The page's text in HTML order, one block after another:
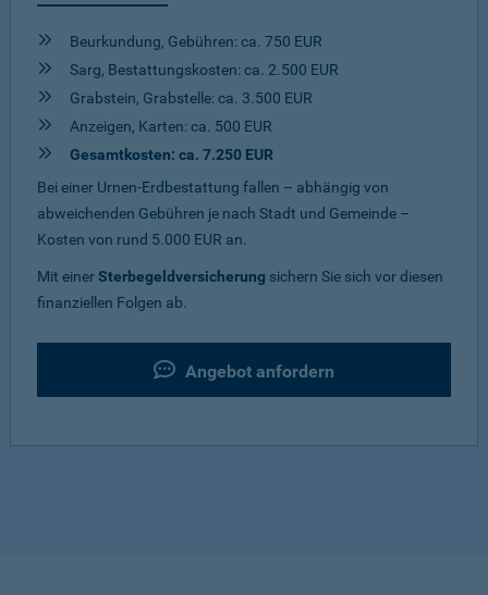
Beurkundung, Gebühren: ca. 750 EUR
Sarg, Bestattungskosten: ca. 2.500 EUR
Grabstein, Grabstelle: ca. 3.500 EUR
Anzeigen, Karten: ca. 500 EUR
Gesamtkosten: ca. 7.250 EUR
Bei einer Urnen-Erdbestattung fallen – abhängig von
abweichenden Gebühren je nach Stadt und Gemeinde –
Kosten von rund 5.000 EUR an.
Mit einerSterbegeldversicherung sichern Sie sich vor diesen
finanziellen Folgen ab.
Angebot anfordern